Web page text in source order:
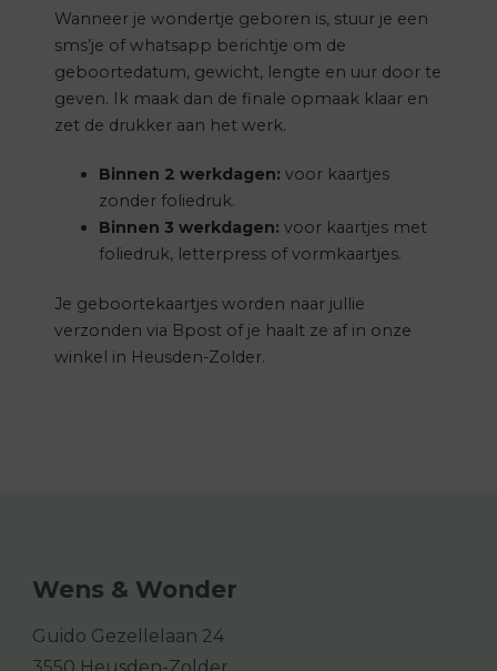
Wanneer je wondertje geboren is, stuur je een
sms’je of whatsapp berichtje om de
geboortedatum, gewicht, lengte en uur door te
geven. Ik maak dan de finale opmaak klaar en
zet de drukker aan het werk.
Binnen 2 werkdagen: voor kaartjes
zonder foliedruk.
Binnen 3 werkdagen: voor kaartjes met
foliedruk, letterpress of vormkaartjes.
Je geboortekaartjes worden naar jullie
verzonden via Bpost of je haalt ze af in onze
winkel in Heusden-Zolder.
Wens & Wonder
Guido Gezellelaan 24